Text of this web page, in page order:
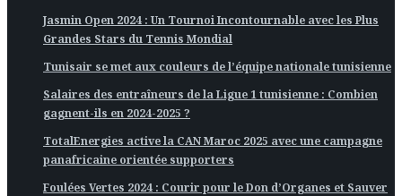
Jasmin Open 2024 : Un Tournoi Incontournable avec les Plus
Grandes Stars du Tennis Mondial
Tunisair se met aux couleurs de l’équipe nationale tunisienne
Salaires des entraîneurs de la Ligue 1 tunisienne : Combien
gagnent-ils en 2024-2025 ?
TotalEnergies active la CAN Maroc 2025 avec une campagne
panafricaine orientée supporters
Foulées Vertes 2024 : Courir pour le Don d’Organes et Sauver